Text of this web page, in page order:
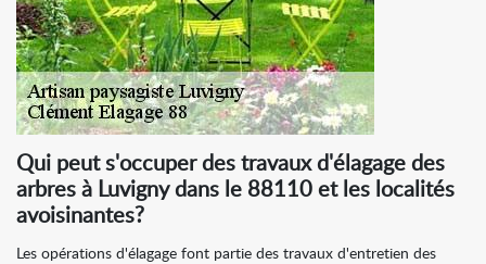
Qui peut s'occuper des travaux d'élagage des
arbres à Luvigny dans le 88110 et les localités
avoisinantes?
Les opérations d'élagage font partie des travaux d'entretien des